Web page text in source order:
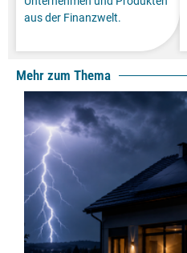
aus der Finanzwelt.
Mehr zum Thema